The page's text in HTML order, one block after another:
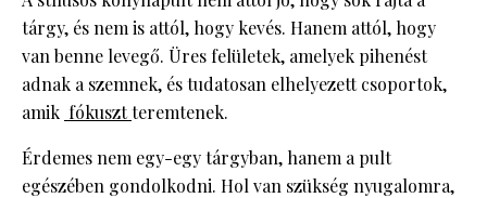
tárgy, és nem is attól, hogy kevés. Hanem attól, hogy
van benne levegő. Üres felületek, amelyek pihenést
adnak a szemnek, és tudatosan elhelyezett csoportok,
amik fókusztteremtenek.
Érdemes nem egy-egy tárgyban, hanem a pult
egészében gondolkodni. Hol van szükség nyugalomra,